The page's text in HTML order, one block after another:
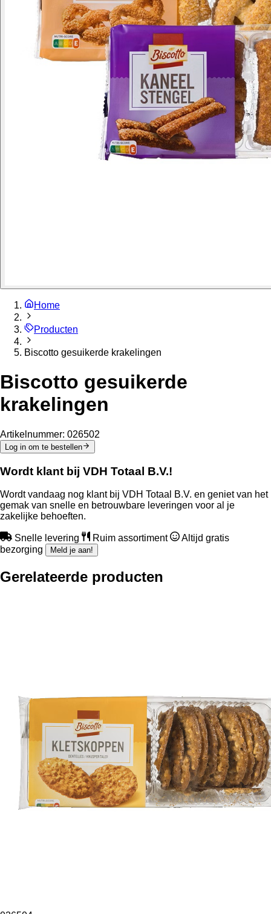
Home
Producten
Biscotto gesuikerde krakelingen
Biscotto gesuikerde
krakelingen
Artikelnummer: 026502
Log in om te bestellen
Wordt klant bij VDH Totaal B.V.!
Wordt vandaag nog klant bij VDH Totaal B.V. en geniet van het
gemak van snelle en betrouwbare leveringen voor al je
zakelijke behoeften.
Snelle levering Ruim assortiment
Altijd gratis
bezorging
Meld je aan!
Gerelateerde producten